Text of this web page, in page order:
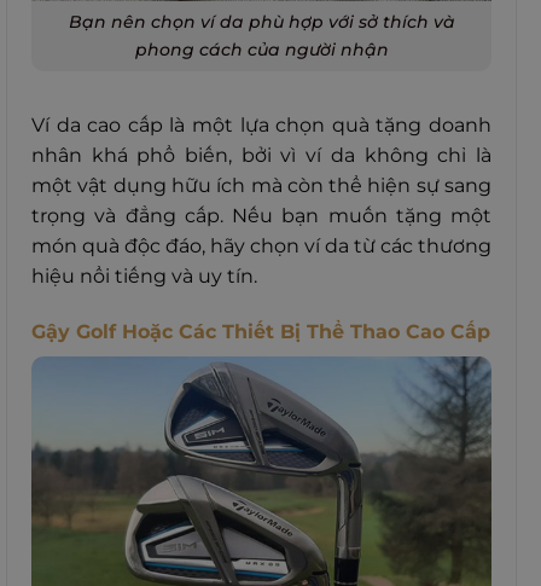
Bạn nên chọn ví da phù hợp với sở thích và
phong cách của người nhận
Ví da cao cấp là một lựa chọn quà tặng doanh
nhân khá phổ biến, bởi vì ví da không chỉ là
một vật dụng hữu ích mà còn thể hiện sự sang
trọng và đẳng cấp. Nếu bạn muốn tặng một
món quà độc đáo, hãy chọn ví da từ các thương
hiệu nổi tiếng và uy tín.
Gậy Golf Hoặc Các Thiết Bị Thể Thao Cao Cấp